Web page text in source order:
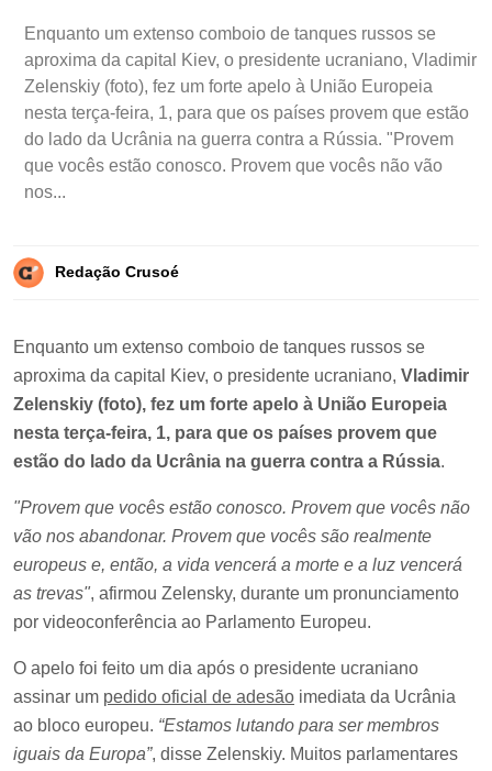
Enquanto um extenso comboio de tanques russos se
aproxima da capital Kiev, o presidente ucraniano, Vladimir
Zelenskiy (foto), fez um forte apelo à União Europeia
nesta terça-feira, 1, para que os países provem que estão
do lado da Ucrânia na guerra contra a Rússia. "Provem
que vocês estão conosco. Provem que vocês não vão
nos...
Redação Crusoé
Enquanto um extenso comboio de tanques russos se
aproxima da capital Kiev, o presidente ucraniano, Vladimir
Zelenskiy (foto), fez um forte apelo à União Europeia
nesta terça-feira, 1, para que os países provem que
estão do lado da Ucrânia na guerra contra a Rússia.
"Provem que vocês estão conosco. Provem que vocês não
vão nos abandonar. Provem que vocês são realmente
europeus e, então, a vida vencerá a morte e a luz vencerá
as trevas", afirmou Zelensky, durante um pronunciamento
por videoconferência ao Parlamento Europeu.
O apelo foi feito um dia após o presidente ucraniano
assinar um pedido oficial de adesão imediata da Ucrânia
ao bloco europeu. “Estamos lutando para ser membros
iguais da Europa”, disse Zelenskiy. Muitos parlamentares